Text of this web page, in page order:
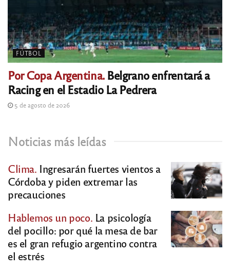
FÚTBOL
Por Copa Argentina.Belgrano enfrentará a
Racing en el Estadio La Pedrera
5 de agosto de 2026
Noticias más leídas
Clima. Ingresarán fuertes vientos a
Córdoba y piden extremar las
precauciones
Hablemos un poco. La psicología
del pocillo: por qué la mesa de bar
es el gran refugio argentino contra
el estrés